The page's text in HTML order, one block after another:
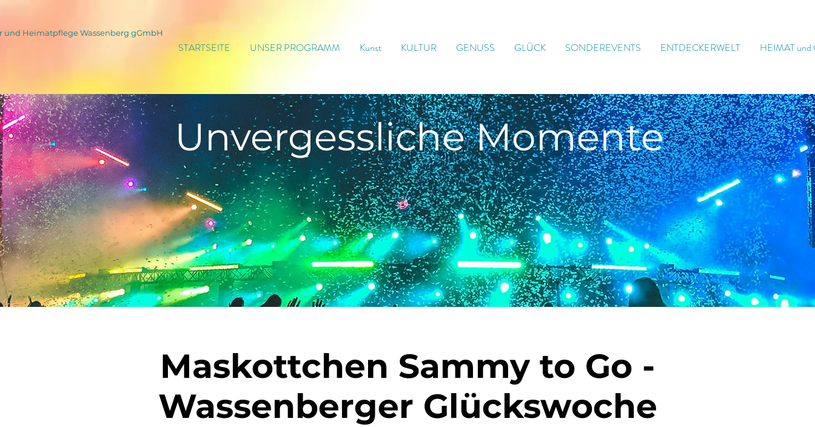
und Heimatpflege Wassenberg gGmbH
STARTSEITE UNSER PROGRAMM Kunst KULTUR GENUSS GLÜCK SONDEREVENTS ENTDECKERWELT HEIMAT
UnvergesslicheMomente
Maskottchen Sammy to Go -
Wassenberger Glückswoche